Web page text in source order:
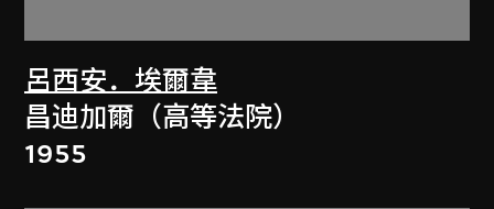
呂西安．埃爾韋
昌迪加爾（高等法院）
1955